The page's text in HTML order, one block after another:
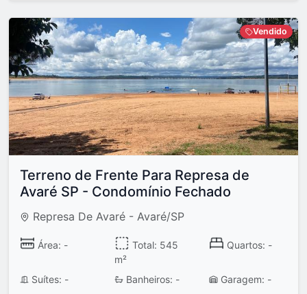
Vendido
Terreno de Frente Para Represa de
Avaré SP - Condomínio Fechado
Represa De Avaré - Avaré/SP
Área: -
Total: 545
m²
Quartos: -
Suítes: - Banheiros: - Garagem: -